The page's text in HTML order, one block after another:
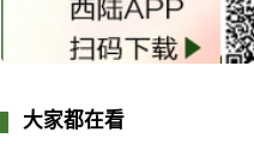
大家都在看